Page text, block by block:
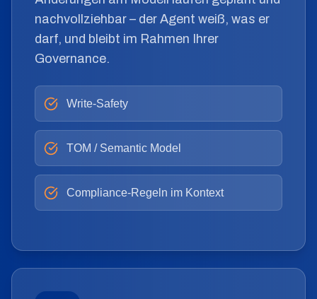
nachvollziehbar – der Agent weiß, was er
darf, und bleibt im Rahmen Ihrer
Governance.
Write-Safety
TOM / Semantic Model
Compliance-Regeln im Kontext